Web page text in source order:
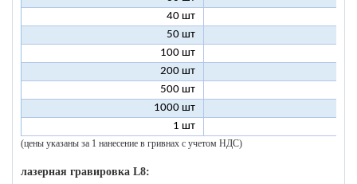
40 шт
50 шт
100 шт
200 шт
500 шт
1000 шт
1 шт
(цены указаны за 1 нанесение в гривнах с учетом НДС)
лазерная гравировка L8: